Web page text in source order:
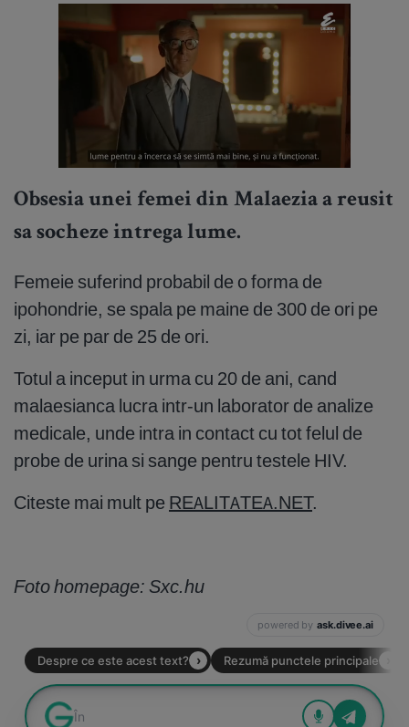
Obsesia unei femei din Malaezia a reusit
sa socheze intrega lume.
Femeie suferind probabil de o forma de
ipohondrie, se spala pe maine de 300 de ori pe
zi, iar pe par de 25 de ori.
Totul a inceput in urma cu 20 de ani, cand
malaesianca lucra intr-un laborator de analize
medicale, unde intra in contact cu tot felul de
probe de urina si sange pentru testele HIV.
Citeste mai mult pe REALITATEA.NET.
Foto homepage: Sxc.hu